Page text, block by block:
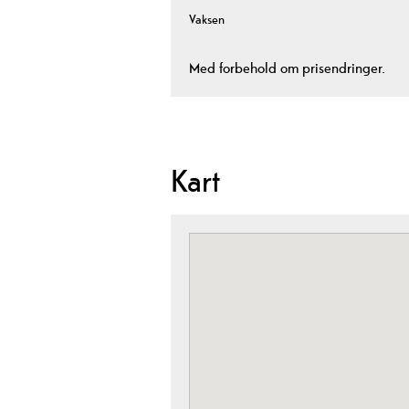
Vaksen
Med forbehold om prisendringer.
Kart